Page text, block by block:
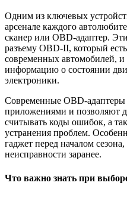
Одним из ключевых
арсенале каждого
сканер или OBD-адаптер.
разъему OBD-II, который
современных автомобилей, и
информацию о состоянии
электроники.
Современные OBD-
приложениями и позволяют
считывать коды ошибок, а
устранения проблем.
гаджет перед началом
неисправности заранее.
Что важно знать при